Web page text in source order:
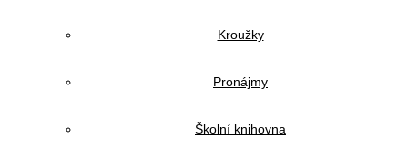
Kroužky
Pronájmy
Školní knihovna